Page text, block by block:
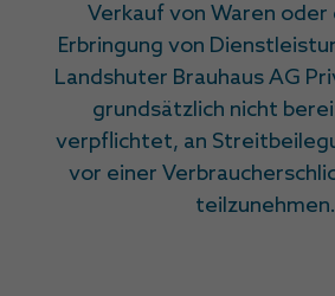
Verkauf von Waren oder
Erbringung von
Landshuter Brauhaus AG
grundsätzlich nicht
verpflichtet, an
vor einer
teilzunehmen.